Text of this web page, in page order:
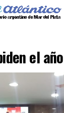
el año